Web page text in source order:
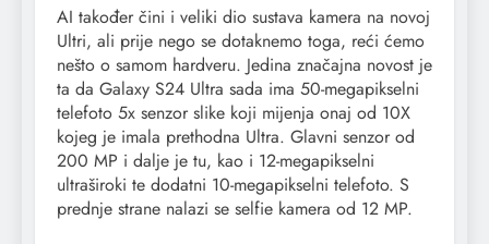
AI također čini i veliki dio sustava kamera na novoj
Ultri, ali prije nego se dotaknemo toga, reći ćemo
nešto o samom hardveru. Jedina značajna novost je
ta da Galaxy S24 Ultra sada ima 50-megapikselni
telefoto 5x senzor slike koji mijenja onaj od 10X
kojeg je imala prethodna Ultra. Glavni senzor od
200 MP i dalje je tu, kao i 12-megapikselni
ultraširoki te dodatni 10-megapikselni telefoto. S
prednje strane nalazi se selfie kamera od 12 MP.